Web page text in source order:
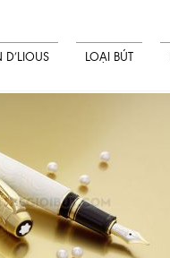
D’LIOUS LOẠI BÚT